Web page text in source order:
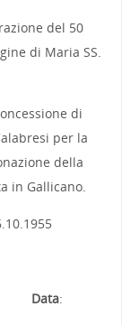
del 50
di Maria SS.
di
per la
della
in Gallicano.
Data: